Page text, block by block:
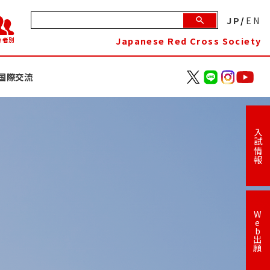
者別
JP/ EN
Japanese Red Cross Society
際交流
入試情報
W
e
b
出
願